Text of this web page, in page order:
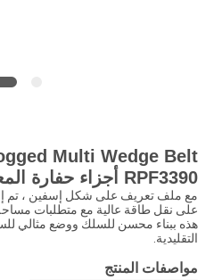
Multi Wedge Belt
RPF3390 أجزاء حفارة المعدات الصناعية
مع ملف تعريف على شكل إسفين ، تم
على نقل طاقة عالية مع متطلبات
التقليدية.
مواصفات المنتج